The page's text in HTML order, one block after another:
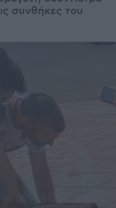
συνθήκες του